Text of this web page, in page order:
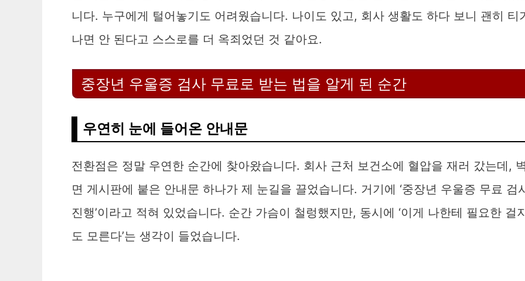
니다. 누구에게 털어놓기도 어려웠습니다. 나이도 있고, 회사 생활도 하다 보니 괜히 티
나면 안 된다고 스스로를 더 옥죄었던 것 같아요.
중장년 우울증 검사 무료로 받는 법을 알게 된 순간
우연히 눈에 들어온 안내문
전환점은 정말 우연한 순간에 찾아왔습니다. 회사 근처 보건소에 혈압을 재러 갔는데,
면 게시판에 붙은 안내문 하나가 제 눈길을 끌었습니다. 거기에 ‘중장년 우울증 무료 검
진행’이라고 적혀 있었습니다. 순간 가슴이 철렁했지만, 동시에 ‘이게 나한테 필요한 걸
도 모른다’는 생각이 들었습니다.